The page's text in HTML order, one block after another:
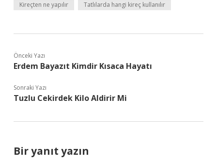
Kireçten ne yapılır Tatlılarda hangi kireç kullanılır
Önceki Yazı
Erdem Bayazıt Kimdir Kısaca Hayatı
Sonraki Yazı
Tuzlu Cekirdek Kilo Aldirir Mi
Bir yanıt yazın